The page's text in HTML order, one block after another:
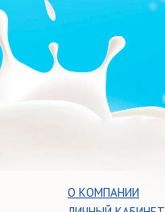
О КОМПАНИИ